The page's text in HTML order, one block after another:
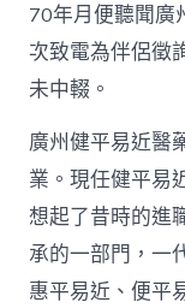
70年月便聽聞廣
次致電為伴侶徵
未中輟。
廣州健平易近醫
業。現任健平易
想起了昔時的進
承的一部門，一
惠平易近、便平